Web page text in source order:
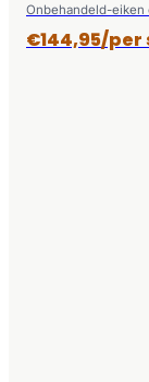
Onbehandeld-eiken
€144,95/per